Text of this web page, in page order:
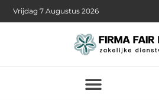
Vrijdag 7 Augustus 2026